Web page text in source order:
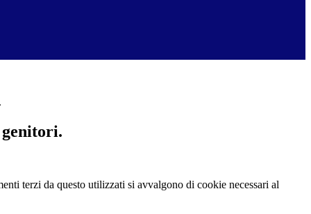
terzi da questo utilizzati si avvalgono di cookie necessari al